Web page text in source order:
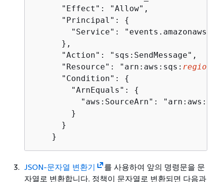
      "Effect": "Allow",
      "Principal":
{
"Service":
      },
      "Action": "sqs:SendMessage",
      "Resource": "arn:aws:sqs:
region
      "Condition":
{
        "ArnEquals":
{
"aws:SourceArn":
        }
      }
    }
JSON-문자열 변환기
를 사용하여 앞의 명령문을 문
자열로 변환합니다. 정책이 문자열로 변환되면 다음과